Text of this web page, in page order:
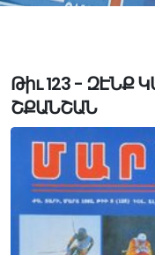
Թիւ 123 - ԶԷՆՔ
ՇՔԱՆՇԱՆ